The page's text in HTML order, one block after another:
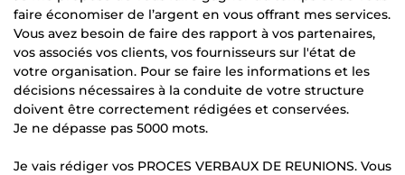
faire économiser de l’argent en vous offrant mes services.
Vous avez besoin de faire des rapport à vos partenaires,
vos associés vos clients, vos fournisseurs sur l'état de
votre organisation. Pour se faire les informations et les
décisions nécessaires à la conduite de votre structure
doivent être correctement rédigées et conservées.
Je ne dépasse pas 5000 mots.
Je vais rédiger vos PROCES VERBAUX DE REUNIONS. Vous